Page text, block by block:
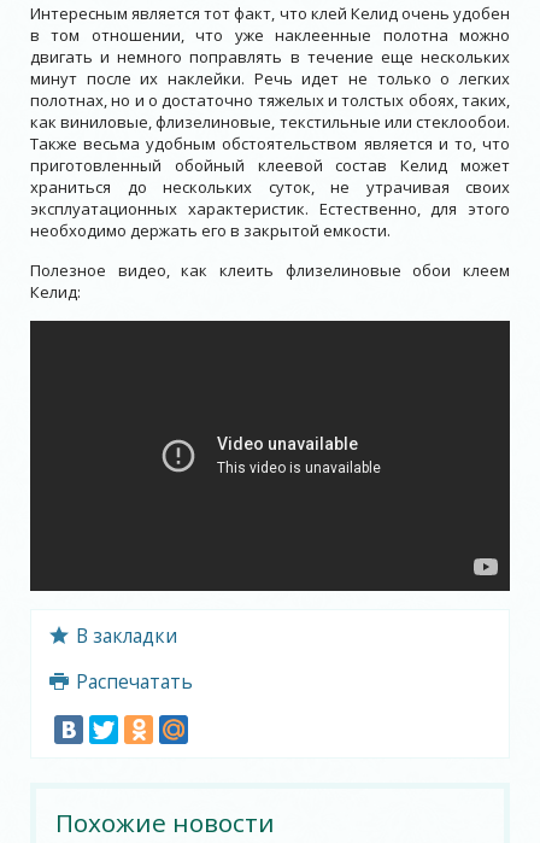
Интересным является тот факт, что клей Келид очень удобен
в том отношении, что уже наклеенные полотна можно
двигать и немного поправлять в течение еще нескольких
минут после их наклейки. Речь идет не только о легких
полотнах, но и о достаточно тяжелых и толстых обоях, таких,
как виниловые, флизелиновые, текстильные или стеклообои.
Также весьма удобным обстоятельством является и то, что
приготовленный обойный клеевой состав Келид может
храниться до нескольких суток, не утрачивая своих
эксплуатационных характеристик. Естественно, для этого
необходимо держать его в закрытой емкости.
Полезное видео, как клеить флизелиновые обои клеем
Келид:
В закладки
Распечатать
Похожие новости